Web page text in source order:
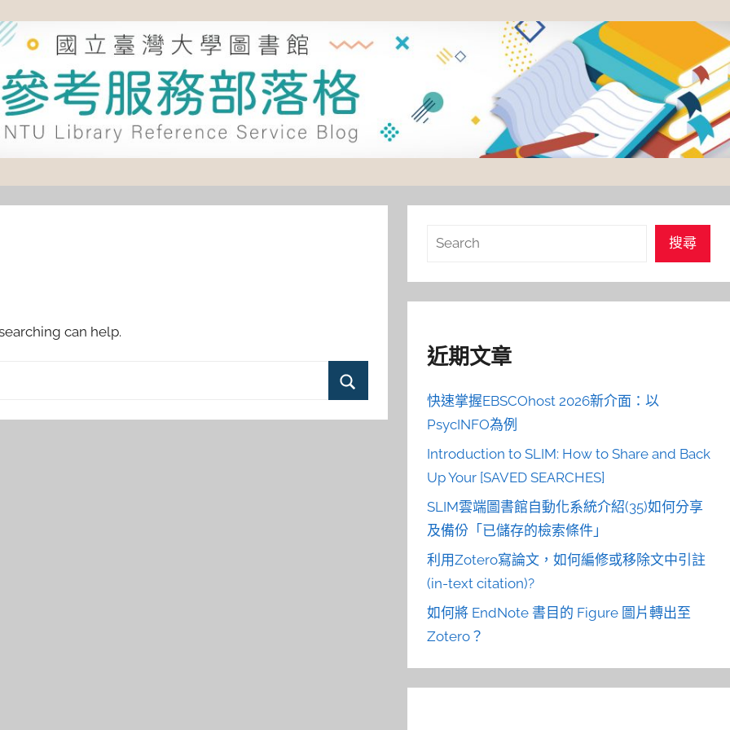
can help.
搜
搜尋
近期文章
快速掌握EBSCOhost 2026新介面：以
PsycINFO為例
Introduction to SLIM: How to Share and Back
Up Your [SAVED SEARCHES]
SLIM雲端圖書館自動化系統介紹(35)如何分享
及備份「已儲存的檢索條件」
利用Zotero寫論文，如何編修或移除文中引註
(in-text citation)?
如何將 EndNote 書目的 Figure 圖片轉出至
Zotero？